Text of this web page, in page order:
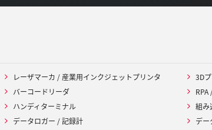
レーザマーカ / 産業用インクジェットプリンタ
バーコードリーダ
ハンディターミナル
データロガー / 記録計
3D
組み
デー